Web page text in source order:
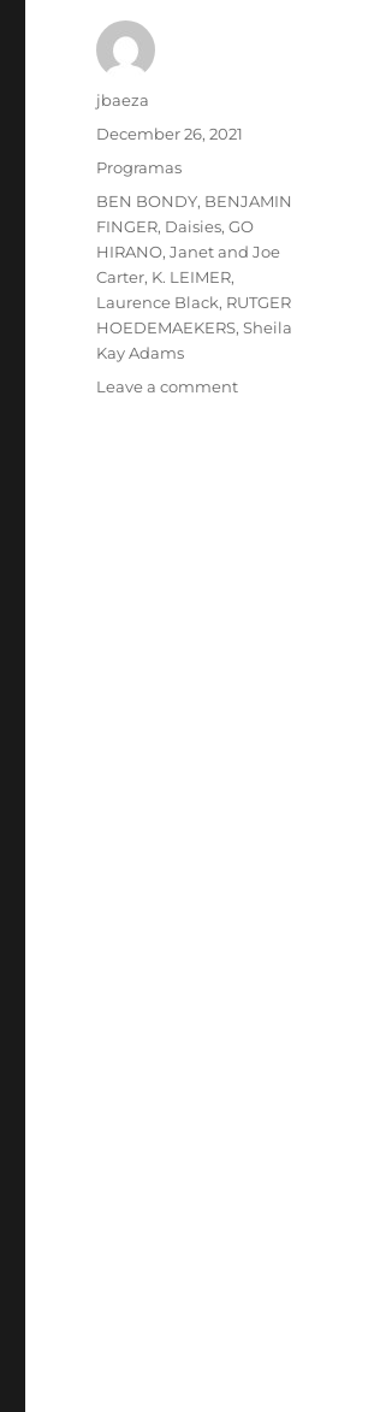
Author
jbaeza
Posted
December 26, 2021
Categories
Programas
Tags
BEN BONDY, BENJAMIN
FINGER, Daisies,GO
HIRANO,Janet and Joe
Carter, K. LEIMER,
Laurence Black, RUTGER
HOEDEMAEKERS,Sheila
Kay Adams
Leave a commenton